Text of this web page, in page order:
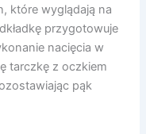
które wyglądają na
przygotowuje
nacięcia w
tarczkę z oczkiem
pąk